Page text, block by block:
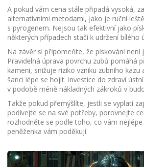
A pokud vám cena stále připadá vysoká,
alternativními metodami, jako je ruční
s pyrogenem. Nejsou tak efektivní jako
některých případech stačí k udržení bílého
Na závěr si připomeňte, že pískování není
Pravidelná úprava povrchu zubů pomáhá
kameni, snižuje riziko vzniku zubního kazu
šanci lépe se hojit. Investice do zdraví
v podobě méně nákladných zákroků v
Takže pokud přemýšlíte, jestli se vyplatí
podívejte se na své potřeby, porovnejte
rozhodněte se podle toho, co vám nejlépe
peněženka vám poděkují.